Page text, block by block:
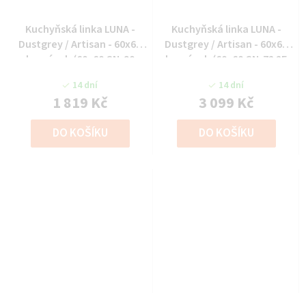
Kuchyňská linka LUNA -
Dustgrey / Artisan - 60x60
horní roh (60x60 GN-90
14 dní
1 819 Kč
DO KOŠÍKU
Kuchyňská linka LUNA -
Dustgrey / Artisan - 60x60
horní roh (60x60 GN-72 2F
14 dní
3 099 Kč
DO KOŠÍKU